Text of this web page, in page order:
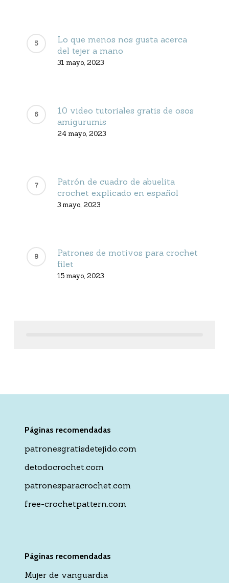
Lo que menos nos gusta acerca
del tejer a mano
31 mayo, 2023
10 video tutoriales gratis de osos
amigurumis
24 mayo, 2023
Patrón de cuadro de abuelita
crochet explicado en español
3 mayo, 2023
Patrones de motivos para crochet
filet
15 mayo, 2023
Páginas recomendadas
patronesgratisdetejido.com
detodocrochet.com
patronesparacrochet.com
free-crochetpattern.com
Páginas recomendadas
Mujer de vanguardia